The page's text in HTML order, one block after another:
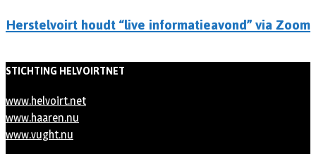
Herstelvoirt houdt “live informatieavond” via Zoom
STICHTING HELVOIRTNET
www.helvoirt.net
www.haaren.nu
www.vught.nu